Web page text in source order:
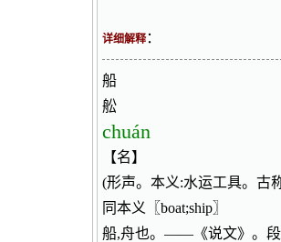
详细解释：
船
舩
chuán
【名】
(形声。本义:水运工具。古
同本义〖boat;ship〗
船,舟也。——《说文》。段